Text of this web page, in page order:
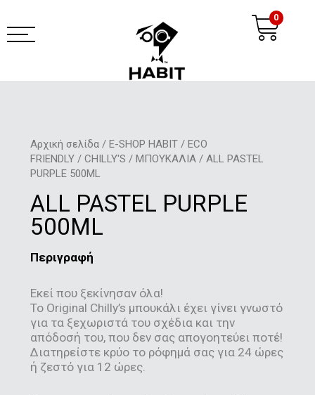
στο
περιεχόμενο
0
Αρχική σελίδα/ E-SHOP HABIT/ ECO
FRIENDLY/ CHILLY'S / ΜΠΟΥΚΑΛΙΑ/ ALL PASTEL
PURPLE 500ML
ALL PASTEL PURPLE
500ML
Περιγραφή
Εκεί που ξεκίνησαν όλα!
Το Original Chilly’s μπουκάλι έχει γίνει γνωστό
για τα ξεχωριστά του σχέδια και την
απόδοσή του, που δεν σας απογοητεύει ποτέ!
Διατηρείστε κρύο το ρόφημά σας για 24 ώρες
ή ζεστό για 12 ώρες.